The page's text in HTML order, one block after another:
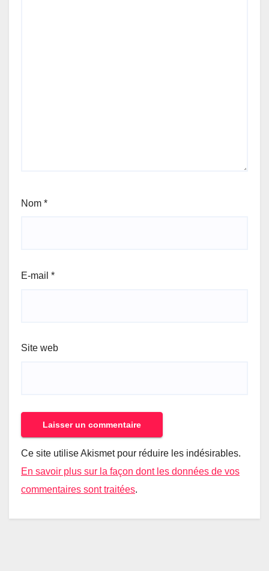
Nom *
E-mail *
Site web
Ce site utilise Akismet pour réduire les indésirables.
En savoir plus sur la façon dont les données de vos
commentaires sont traitées.